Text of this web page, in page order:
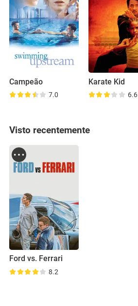
Campeão
7.0
Karate Kid
6.6
Visto recentemente
Ford vs. Ferrari
8.2